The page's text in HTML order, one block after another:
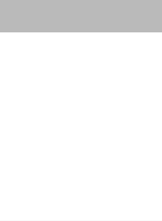
como el novillo más